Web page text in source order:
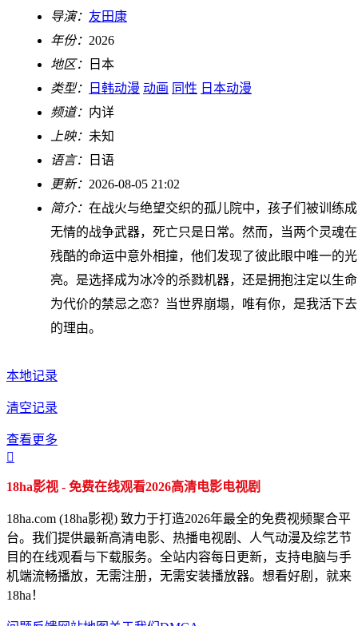
导演： 友田康
年份： 2026
地区：
日本
类型：
日韩动漫 动画 同性 日本动漫
频道： 内详
上映： 未知
语言：
日语
更新： 2026-08-05 21:02
简介： 在战火与绝望交织的孤儿院中，孩子们被训练成
无情的战争武器，死亡只是日常。然而，当两个灵魂在
残酷的命运中意外相撞，他们发现了彼此眼中唯一的光
亮。是选择成为冰冷的杀戮机器，还是拥抱注定以生命
为代价的禁忌之恋？当世界崩塌，唯有你，是我活下去
的理由。
本地记录
清空记录
查看更多

18ha影视 - 免费在线观看2026高清电影电视剧
18ha.com (18ha影视) 致力于打造2026年最全的免费视频聚合平
台。我们提供最新高清电影、热播电视剧、人气动漫及综艺节
目的在线观看与下载服务。全站内容每日更新，支持电脑与手
机端流畅播放，无需注册，无需安装播放器。想看好剧，就来
18ha！